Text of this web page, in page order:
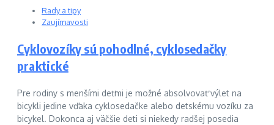
Rady a tipy
Zaujímavosti
Cyklovozíky sú pohodlné, cyklosedačky
praktické
Pre rodiny s menšími deťmi je možné absolvovať výlet na
bicykli jedine vďaka cyklosedačke alebo detskému vozíku za
bicykel. Dokonca aj väčšie deti si niekedy radšej posedia